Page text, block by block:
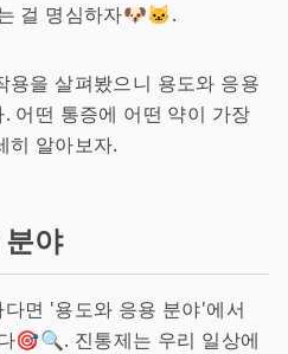
걸 명심하자🐶🐱.
용을 살펴봤으니 용도와 응용
어떤 통증에 어떤 약이 가장
히 알아보자.
야
면 '용도와 응용 분야'에서
🎯🔍. 진통제는 우리 일상에